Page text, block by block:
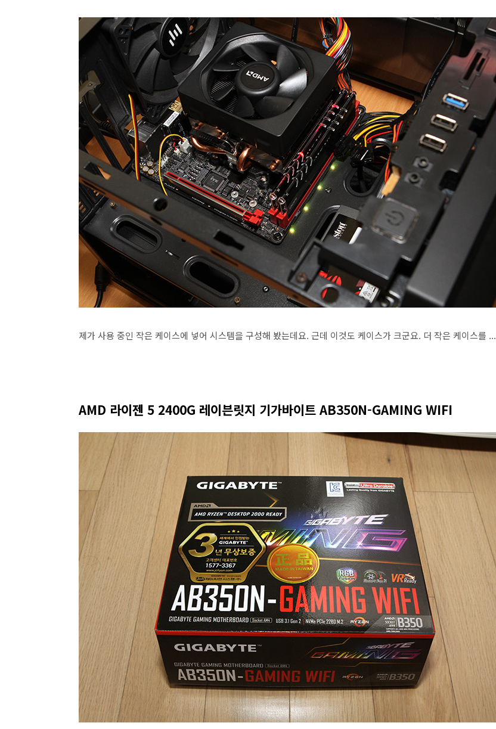
제가 사용 중인 작은 케이스에 넣어 시스템을 구성해 봤는데요. 근데 이것도 케이스가 크군요. 더 작은 케이스를 ...
AMD 라이젠 5 2400G 레이븐릿지 기가바이트 AB350N-GAMING WIFI